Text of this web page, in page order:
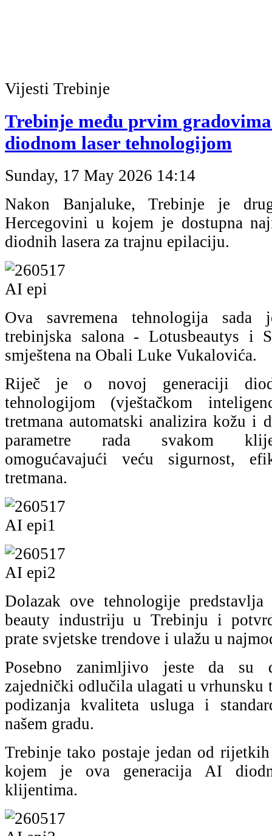
Vijesti Trebinje
Trebinje među prvim
diodnom laser tehnologijom
Sunday, 17 May 2026 14:14
Nakon Banjaluke, Trebinje je
Hercegovini u kojem je dostupna
diodnih lasera za trajnu epilaciju.
Ova savremena tehnologija
trebinjska salona - Lotusbeautys i
smještena na Obali Luke Vukalovića.
Riječ je o novoj generaciji
tehnologijom (vještačkom
tretmana automatski analizira kožu i
parametre rada svakom
omogućavajući veću sigurnost,
tretmana.
Dolazak ove tehnologije predstavlja
beauty industriju u Trebinju i
prate svjetske trendove i ulažu u
Posebno zanimljivo jeste da su
zajednički odlučila ulagati u vrhunsku
podizanja kvaliteta usluga i
našem gradu.
Trebinje tako postaje jedan od
kojem je ova generacija AI
klijentima.